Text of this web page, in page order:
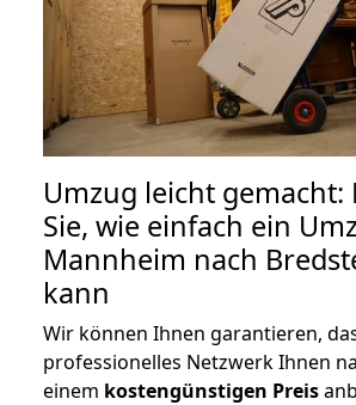
Umzug leicht gemacht:
Sie, wie einfach ein
Mannheim nach
kann
Wir können Ihnen garantieren,
professionelles Netzwerk Ihnen
einem kostengünstigen Preis